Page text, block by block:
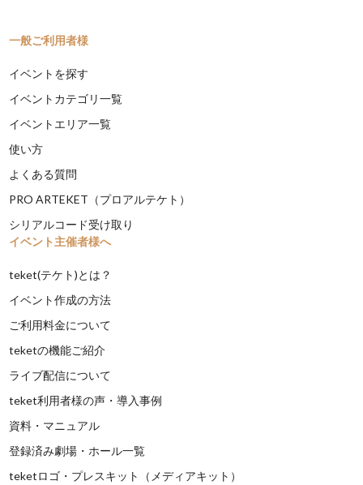
一般ご利用者様
イベントを探す
イベントカテゴリ一覧
イベントエリア一覧
使い方
よくある質問
PRO ARTEKET（プロアルテケト）
シリアルコード受け取り
イベント主催者様へ
teket(テケト)とは？
イベント作成の方法
ご利用料金について
teketの機能ご紹介
ライブ配信について
teket利用者様の声・導入事例
資料・マニュアル
登録済み劇場・ホール一覧
teketロゴ・プレスキット（メディアキット）